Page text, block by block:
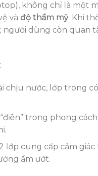
không chỉ là một
và độ thẩm mỹ. Khi
dùng còn quan
chịu nước, lớp trong
trong phong
lớp cung cấp cảm
ẩm ướt.